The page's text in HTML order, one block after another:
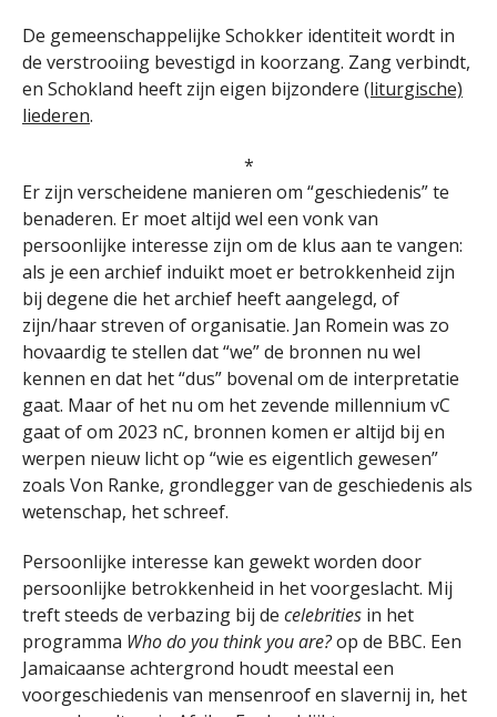
De gemeenschappelijke Schokker identiteit wordt in
de verstrooiing bevestigd in koorzang. Zang verbindt,
en Schokland heeft zijn eigen bijzondere (liturgische)
liederen.
*
Er zijn verscheidene manieren om “geschiedenis” te
benaderen. Er moet altijd wel een vonk van
persoonlijke interesse zijn om de klus aan te vangen:
als je een archief induikt moet er betrokkenheid zijn
bij degene die het archief heeft aangelegd, of
zijn/haar streven of organisatie. Jan Romein was zo
hovaardig te stellen dat “we” de bronnen nu wel
kennen en dat het “dus” bovenal om de interpretatie
gaat. Maar of het nu om het zevende millennium vC
gaat of om 2023 nC, bronnen komen er altijd bij en
werpen nieuw licht op “wie es eigentlich gewesen”
zoals Von Ranke, grondlegger van de geschiedenis als
wetenschap, het schreef.
Persoonlijke interesse kan gewekt worden door
persoonlijke betrokkenheid in het voorgeslacht. Mij
treft steeds de verbazing bij de celebrities in het
programma Who do you think you are?op de BBC. Een
Jamaicaanse achtergrond houdt meestal een
voorgeschiedenis van mensenroof en slavernij in, het